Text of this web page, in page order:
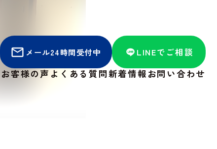
メール24時間受付中 LINEでご相談
お客様の声 よくある質問新着情報 お問い合わせ